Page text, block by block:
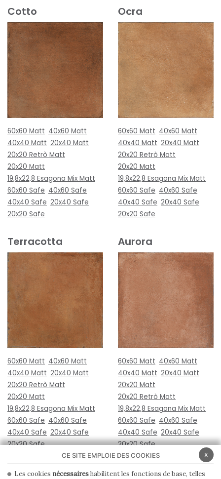
Cotto
60x60 Matt 40x60 Matt
40x40 Matt 20x40 Matt
20x20 Retrò Matt
20x20 Matt
19,8x22,8 Esagona Mix Matt
60x60 Safe 40x60 Safe
40x40 Safe 20x40 Safe
20x20 Safe
Ocra
60x60 Matt 40x60 Matt
40x40 Matt 20x40 Matt
20x20 Retrò Matt
20x20 Matt
19,8x22,8 Esagona Mix Matt
60x60 Safe 40x60 Safe
40x40 Safe 20x40 Safe
20x20 Safe
Terracotta
60x60 Matt 40x60 Matt
40x40 Matt 20x40 Matt
20x20 Retrò Matt
20x20 Matt
19,8x22,8 Esagona Mix Matt
60x60 Safe 40x60 Safe
40x40 Safe 20x40 Safe
20x20 Safe
Aurora
60x60 Matt 40x60 Matt
40x40 Matt 20x40 Matt
20x20 Matt
20x20 Retrò Matt
19,8x22,8 Esagona Mix Matt
60x60 Safe 40x60 Safe
40x40 Safe 20x40 Safe
20x20 Safe
x
CE SITE EMPLOIE DES COOKIES
Les cookies nécessaireshabilitent les fonctions de base, telles